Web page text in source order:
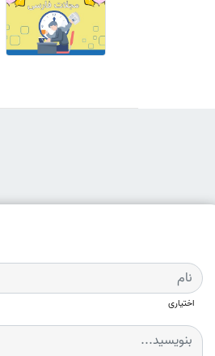
اختیاری